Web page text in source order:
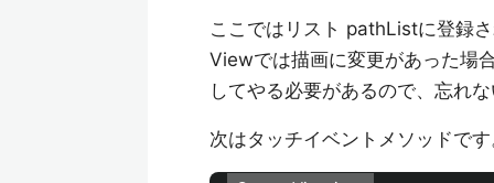
ここではリスト pathListに登録
Viewでは描画に変更があった場
してやる必要があるので、忘れな
次はタッチイベントメソッドです